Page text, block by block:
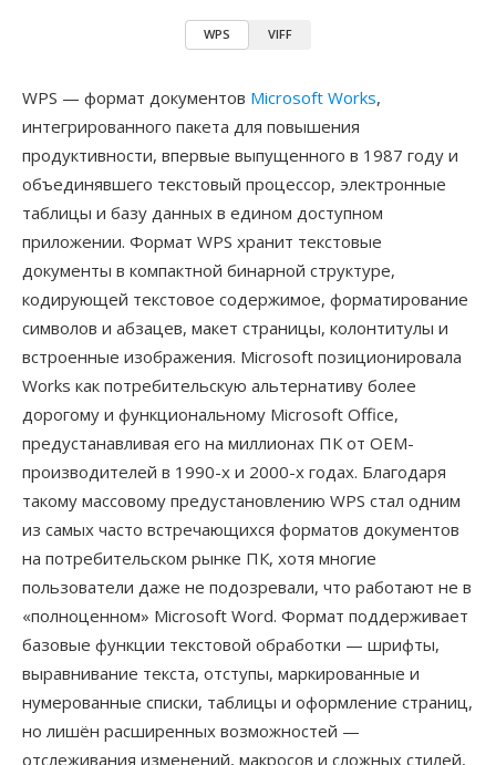
WPS VIFF
WPS — формат документов Microsoft Works,
интегрированного пакета для повышения
продуктивности, впервые выпущенного в 1987 году и
объединявшего текстовый процессор, электронные
таблицы и базу данных в едином доступном
приложении. Формат WPS хранит текстовые
документы в компактной бинарной структуре,
кодирующей текстовое содержимое, форматирование
символов и абзацев, макет страницы, колонтитулы и
встроенные изображения. Microsoft позиционировала
Works как потребительскую альтернативу более
дорогому и функциональному Microsoft Office,
предустанавливая его на миллионах ПК от OEM-
производителей в 1990-х и 2000-х годах. Благодаря
такому массовому предустановлению WPS стал одним
из самых часто встречающихся форматов документов
на потребительском рынке ПК, хотя многие
пользователи даже не подозревали, что работают не в
«полноценном» Microsoft Word. Формат поддерживает
базовые функции текстовой обработки — шрифты,
выравнивание текста, отступы, маркированные и
нумерованные списки, таблицы и оформление страниц,
но лишён расширенных возможностей —
отслеживания изменений, макросов и сложных стилей,